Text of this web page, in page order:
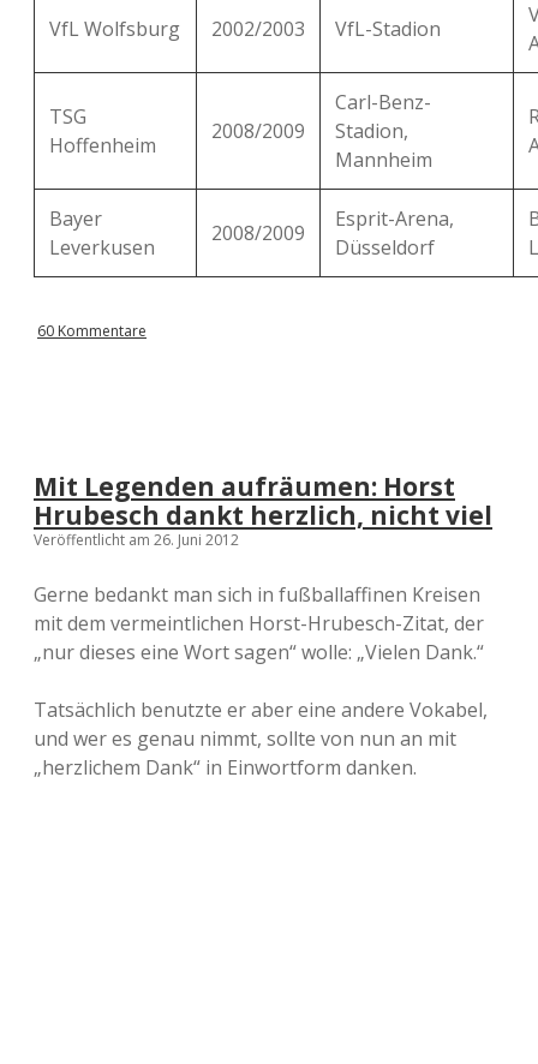
VfL Wolfsburg 2002/2003 VfL-Stadion
TSG
Hoffenheim
2008/2009
Carl-Benz-
Stadion,
Mannheim
Bayer
Leverkusen
2008/2009
Esprit-Arena,
Düsseldorf
60 Kommentare
Mit Legenden aufräumen: Horst
Hrubesch dankt herzlich, nicht viel
Veröffentlicht am 26. Juni 2012
Gerne bedankt man sich in fußballaffinen Kreisen
mit dem vermeintlichen Horst-Hrubesch-Zitat, der
„nur dieses eine Wort sagen“ wolle: „Vielen Dank.“
Tatsächlich benutzte er aber eine andere Vokabel,
und wer es genau nimmt, sollte von nun an mit
„herzlichem Dank“ in Einwortform danken.